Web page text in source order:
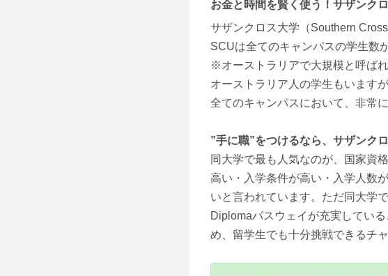
お金と時間を賢く使う！サザンク
サザンクロス大学（Southern
SCUは全てのキャンパスの学生数
※オーストラリアで大規模と呼ば
オーストラリア人の学生もいます
全てのキャンパスにおいて、非常
”手に職”をつけるなら、サザンク
同大学で最も人気なのが、国家資
高い・入学条件が高い・入学人数
いと言われています。ただ同大学
Diplomaパスウェイが充実してい
め、留学生でも十分挑戦できるチ